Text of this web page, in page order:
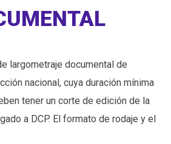
largometraje documental de
nacional, cuya duración mínima
tener un corte de edición de la
a DCP. El formato de rodaje y el